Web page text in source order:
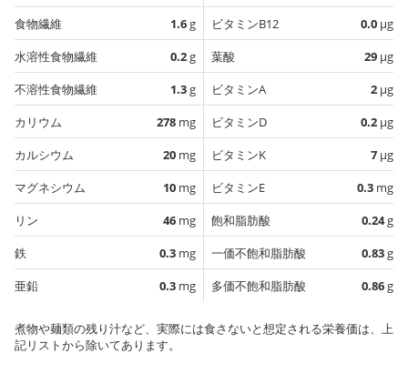
食物繊維
1.6g
水溶性食物繊維
0.2g
不溶性食物繊維
1.3g
カリウム
278 mg
カルシウム
20 mg
マグネシウム
10 mg
リン
46 mg
鉄
0.3 mg
亜鉛
0.3 mg
ビタミンB12
0.0 µg
葉酸
29 µg
ビタミンA
2 µg
ビタミンD
0.2 µg
ビタミンK
7 µg
ビタミンE
0.3 mg
飽和脂肪酸
0.24g
一価不飽和脂肪酸
0.83g
多価不飽和脂肪酸
0.86g
煮物や麺類の残り汁など、実際には食さないと想定される栄養価は、上
記リストから除いてあります。